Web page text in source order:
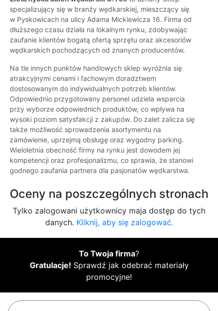
specjalizujący się w branży wędkarskiej, mieszczący się
w Pyskowicach na ulicy Adama Mickiewicza 16. Firma od
dłuższego czasu działa na lokalnym rynku, zdobywając
zaufanie klientów bogatą ofertą sprzętu oraz akcesoriów
wędkarskich pochodzących od znanych producentów.
Na tle innych punktów handlowych sklep wyróżnia się
atrakcyjnymi cenami i fachowym doradztwem
dostosowanym do indywidualnych potrzeb klientów.
Odpowiednio przygotowany personel udziela wsparcia
przy wyborze odpowiednich produktów, co wpływa na
wysoki poziom satysfakcji z zakupów. Do zalet zalicza się
także możliwość sprowadzenia asortymentu na
zamówienie, uprzejmą obsługę oraz wygodny parking.
Wieloletnia obecność firmy na rynku jest dowodem jej
kompetencji oraz profesjonalizmu, co sprawia, że stanowi
godnego zaufania partnera dla pasjonatów wędkarstwa.
Oceny na poszczególnych stronach
Tylko zalogowani użytkownicy maja dostęp do tych
danych. Kliknij, aby się zalogować.
To Twoja firma?
Gratulacje! Sprawdź jak odebrać materiały
promocyjne!